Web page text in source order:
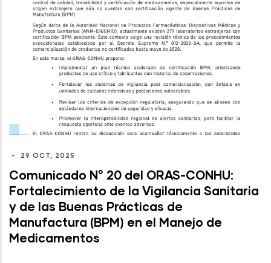
- 29 OCT, 2025
Comunicado N° 20 del ORAS-CONHU:
Fortalecimiento de la Vigilancia Sanitaria
y de las Buenas Prácticas de
Manufactura (BPM) en el Manejo de
Medicamentos